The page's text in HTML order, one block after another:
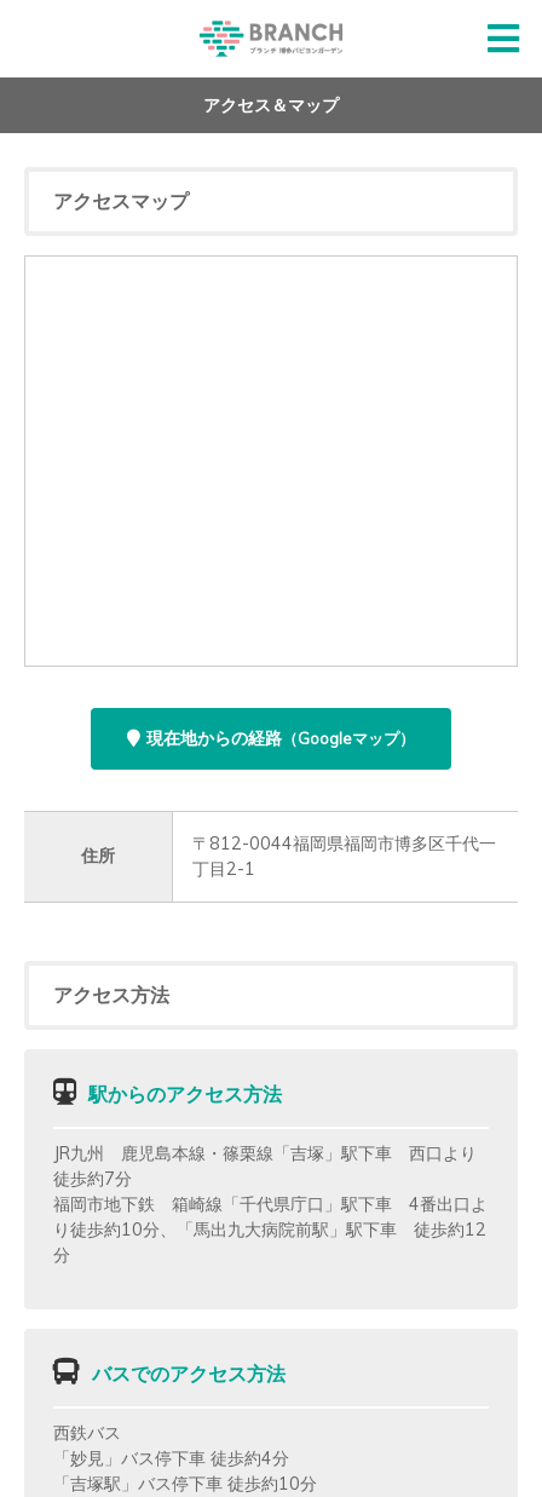
アクセス＆マップ
アクセスマップ
現在地からの経路 （Googleマップ）
住所
〒812-0044福岡県福岡市博多区千代一
丁目2-1
アクセス方法
駅からのアクセス方法
JR九州 鹿児島本線・篠栗線「吉塚」駅下車 西口より
徒歩約7分
福岡市地下鉄 箱崎線「千代県庁口」駅下車 4番出口よ
り徒歩約10分、「馬出九大病院前駅」駅下車 徒歩約12
分
バスでのアクセス方法
西鉄バス
「妙見」バス停下車 徒歩約4分
「吉塚駅」バス停下車 徒歩約10分